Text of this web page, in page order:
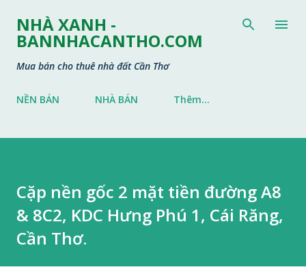
Chuyển đến nội dung chính
NHÀ XANH -
BANNHACANTHO.COM
Mua bán cho thuê nhà đất Cần Thơ
NỀN BÁN NHÀ BÁN Thêm…
Cặp nền gốc 2 mặt tiền đường A8
& 8C2, KDC Hưng Phú 1, Cái Răng,
Cần Thơ.